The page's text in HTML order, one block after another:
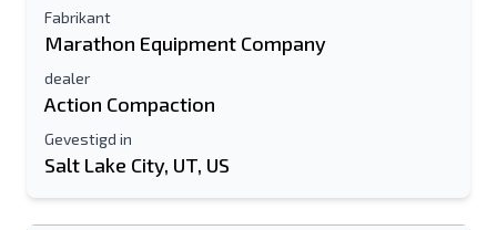
Fabrikant
Marathon Equipment Company
dealer
Action Compaction
Gevestigd in
Salt Lake City, UT, US